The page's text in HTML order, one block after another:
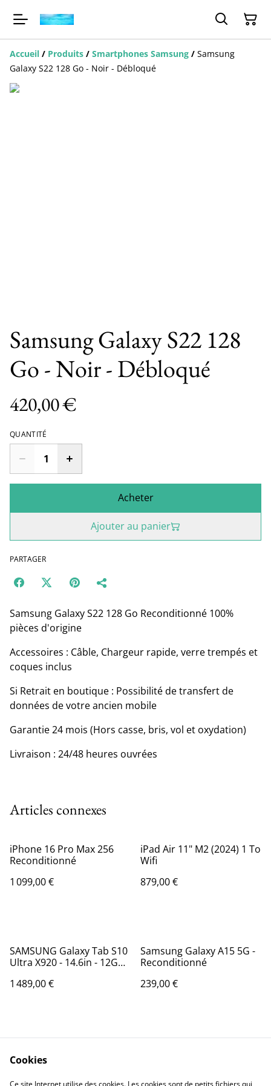
Accueil / Produits / Smartphones Samsung / Samsung
Galaxy S22 128 Go - Noir - Débloqué
Samsung Galaxy S22 128
Go - Noir - Débloqué
420,00 €
QUANTITÉ
Acheter
Ajouter au panier
PARTAGER
Samsung Galaxy S22 128 Go Reconditionné 100%
pièces d'origine
Accessoires : Câble, Chargeur rapide, verre trempés et
coques inclus
Si Retrait en boutique : Possibilité de transfert de
données de votre ancien mobile
Garantie 24 mois (Hors casse, bris, vol et oxydation)
Livraison : 24/48 heures ouvrées
Articles connexes
iPhone 16 Pro Max 256
Reconditionné
1 099,00 €
iPad Air 11" M2 (2024) 1 To
Wifi
879,00 €
SAMSUNG Galaxy Tab S10
Ultra X920 - 14.6in - 12GB
1 489,00 €
Samsung Galaxy A15 5G -
Reconditionné
239,00 €
Cookies
Ce site Internet utilise des cookies. Les cookies sont de petits fichiers qui